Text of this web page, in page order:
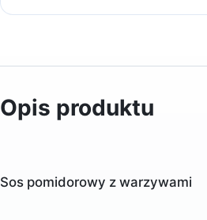
Opis produktu
Sos pomidorowy z warzywami